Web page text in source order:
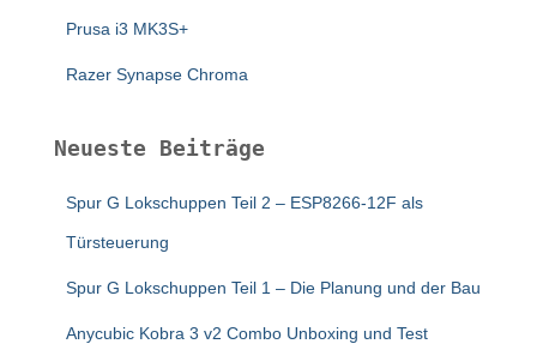
Prusa i3 MK3S+
Razer Synapse Chroma
Neueste Beiträge
Spur G Lokschuppen Teil 2 – ESP8266-12F als
Türsteuerung
Spur G Lokschuppen Teil 1 – Die Planung und der Bau
Anycubic Kobra 3 v2 Combo Unboxing und Test